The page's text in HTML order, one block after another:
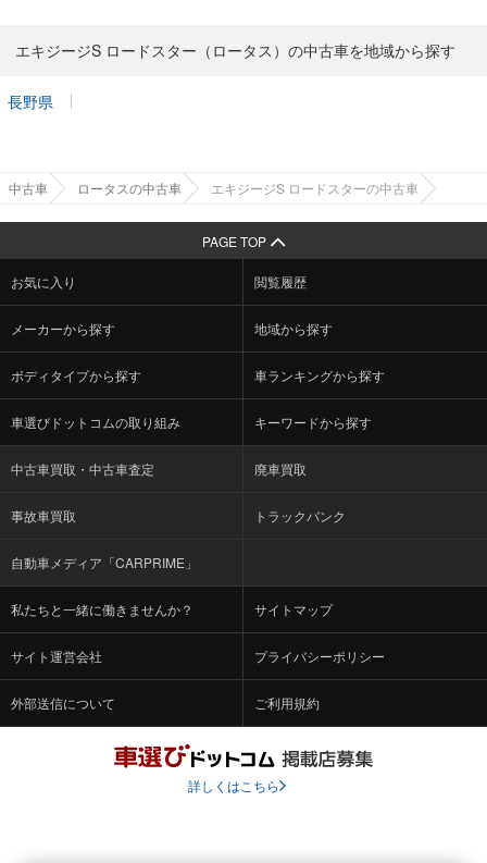
エキジージS ロードスター（ロータス）の中古車を地域から探す
長野県
中古車 ロータスの中古車 エキジージS ロードスターの中古車
PAGE TOP
お気に入り 閲覧履歴
メーカーから探す 地域から探す
ボディタイプから探す 車ランキングから探す
車選びドットコムの取り組み キーワードから探す
中古車買取・中古車査定 廃車買取
事故車買取 トラックバンク
自動車メディア「CARPRIME」
私たちと一緒に働きませんか？ サイトマップ
サイト運営会社 プライバシーポリシー
外部送信について ご利用規約
詳しくはこちら